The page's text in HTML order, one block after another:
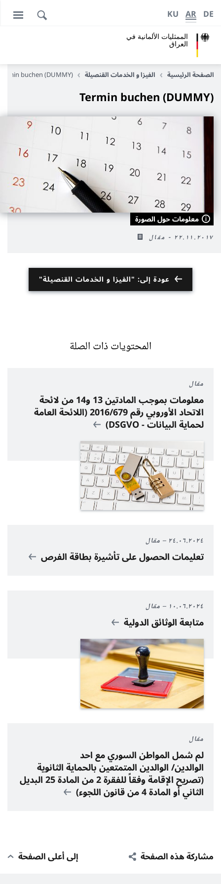
الممثليات الألمانية في
العراق
DE
AR
KU
الصفحة الرئيسية الفيزا و الخدمات القنصيلة buchen (DUMMY)
Termin buchen (DUMMY)
معلومات حول الصورة
٢٢.١١.٢٠١٧ - مقال
عودة إلى: "الفيزا و الخدمات القنصيلة"
المحتويات ذات الصلة
مقال
معلومات بموجب المادتين 13 و14 من لائحة
الاتحاد الأوروبي رقم 2016/679 (اللائحة العامة
لحماية البيانات - DSGVO)
٢٤.٠٦.٢٠٢٤ مقال
تعليمات الحصول على تأشيرة بطاقة الفرص
١٠.٠٦.٢٠٢٤ مقال
متابعة الوثائق الدولية
مقال
لم شمل المواطن السوري مع احد
الوالدين/ الوالدين المتمتعين بالحماية الثانوية
(تصريح الإقامة وفقاً للفقرة 2 من المادة 25 البديل
الثاني أو المادة 4 من قانون اللجوء)
مشاركة هذه الصفحة إلى أعلى الصفحة